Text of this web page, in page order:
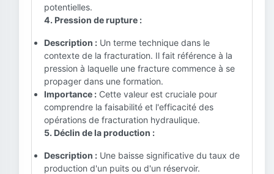
potentielles.
4. Pression de rupture :
Description : Un terme technique dans le
contexte de la fracturation. Il fait référence à la
pression à laquelle une fracture commence à se
propager dans une formation.
Importance : Cette valeur est cruciale pour
comprendre la faisabilité et l'efficacité des
opérations de fracturation hydraulique.
5. Déclin de la production :
Description : Une baisse significative du taux de
production d'un puits ou d'un réservoir.